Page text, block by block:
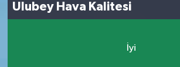
Ulubey Hava Kalitesi
İyi